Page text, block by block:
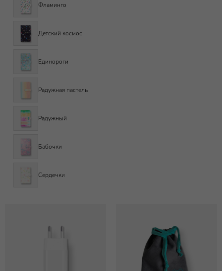
Фламинго
Детский космос
Единороги
Радужная пастель
Радужный
Бабочки
Сердечки